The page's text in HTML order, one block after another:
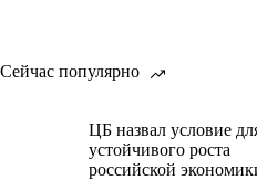
Сейчас популярно
ЦБ назвал условие
устойчивого роста
российской